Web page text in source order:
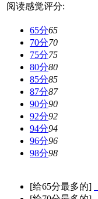
阅读感觉评分:
65分65
70分70
75分75
80分80
85分85
87分87
90分90
92分92
94分94
96分96
98分98
[给65分最多的]